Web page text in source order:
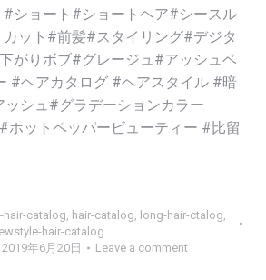
ショート#ショートヘア#シースル
ット#前髪#スタイリング#デジタ
がりボブ#グレージュ#アッシュベ
#ヘアカタログ #ヘアスタイル #暗
シュ#グラデーションカラー
ホットペッパービューティー #比留
hair-catalog hair-catalog long-hair-ctalog
hair-catalog
2019年6月20日 Leave a comment